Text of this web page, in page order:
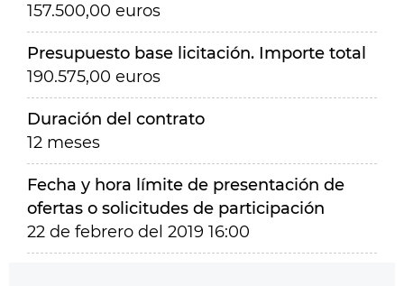
157.500,00 euros
Presupuesto base licitación. Importe total
190.575,00 euros
Duración del contrato
12 meses
Fecha y hora límite de presentación de
ofertas o solicitudes de participación
22 de febrero del 2019 16:00